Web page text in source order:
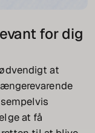
for dig
at
at få